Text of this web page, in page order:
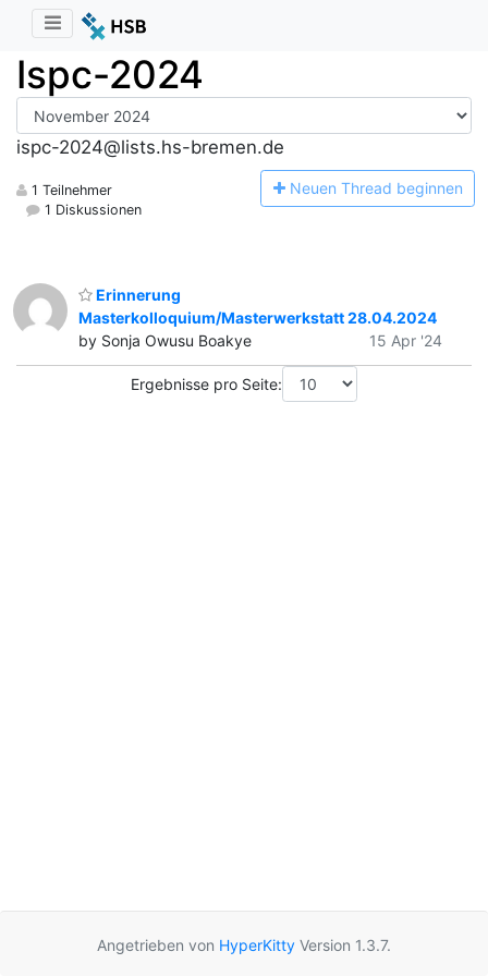
Ispc-2024
ispc-2024@lists.hs-bremen.de
1 Teilnehmer
1 Diskussionen
Neuen Thread beginnen
Erinnerung
Masterkolloquium/Masterwerkstatt 28.04.2024
by Sonja Owusu Boakye
15 Apr '24
Ergebnisse pro Seite:
Angetrieben von HyperKitty Version 1.3.7.